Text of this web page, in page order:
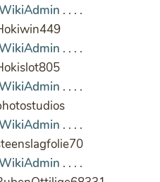
. . . .
. . . .
. . . .
. . . .
. . . .